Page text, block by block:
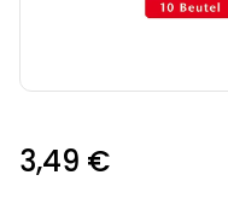
3,49 €